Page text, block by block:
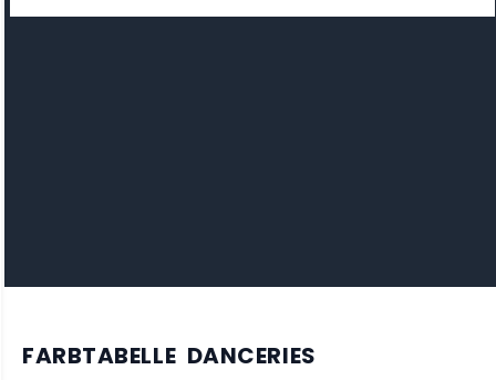
FARBTABELLE DANCERIES